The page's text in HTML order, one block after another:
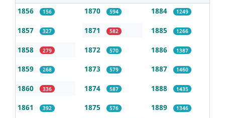
1856 156
1857 327
1858 279
1859 268
1860 336
1861 392
1870 594
1871 582
1872 570
1873 579
1874 587
1875 576
1884 1249
1885 1266
1886 1387
1887 1460
1888 1435
1889 1346